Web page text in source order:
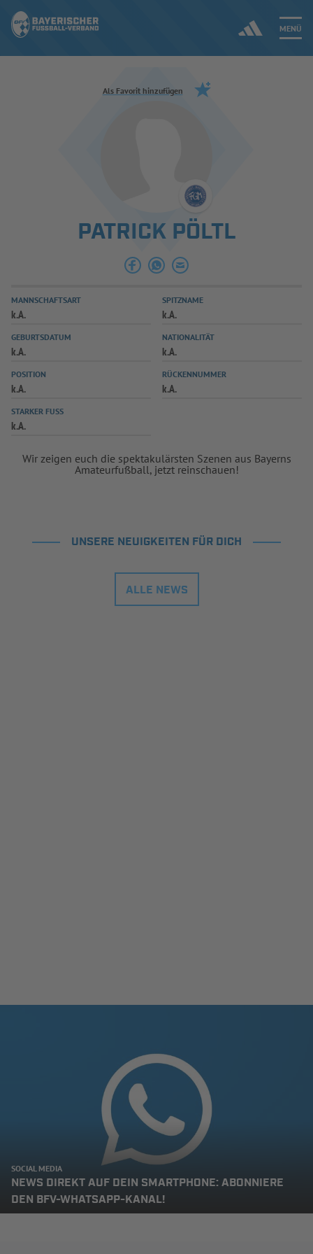
MENÜ
Jetzt einloggen
SPIELBETRIEB & VERBANDSLEBEN
AUSBILDUNG & FÖRDERUNG
SPIELPLUS
Als Favorit hinzufügen
PATRICK PÖLTL
MANNSCHAFTSART
k.A.
SPITZNAME
k.A.
GEBURTSDATUM
k.A.
NATIONALITÄT
k.A.
POSITION
k.A.
RÜCKENNUMMER
k.A.
STARKER FUSS
k.A.
Wir zeigen euch die spektakulärsten Szenen aus Bayerns
Amateurfußball, jetzt reinschauen!
UNSERE NEUIGKEITEN FÜR DICH
ALLE NEWS
SOCIAL MEDIA
NEWS DIREKT AUF DEIN SMARTPHONE: ABONNIERE
DEN BFV-WHATSAPP-KANAL!